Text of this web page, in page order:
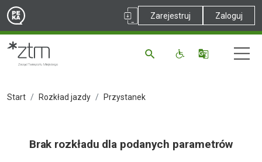
Zarejestruj Zaloguj
Start Rozkład jazdy Przystanek
Brak rozkładu dla podanych parametrów